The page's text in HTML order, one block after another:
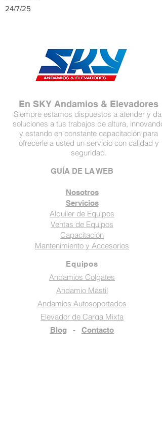
24/7/25
En SKY Andamios & Elevadores
Siempre estamos dispuestos a atender y dar
soluciones a tus trabajos de altura, innovando
y estando en constante capacitación para
ofrecerle a usted un servicio con calidad y
seguridad.
GUÍA DE LA WEB
Nosotros
Servicios
Alquiler de Equipos
Ventas de Equipos
Capacitación
Mantenimiento y Accesorios
Equipos
Andamios Colgates
Andamio Mástil
Andamios Autosoportados
Elevador de Carga Mixta
Blog - Contacto